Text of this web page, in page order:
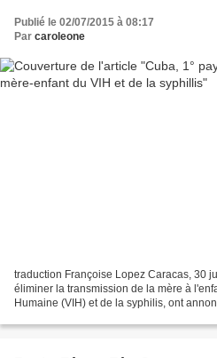
Publié le 02/07/2015 à 08:17
Par caroleone
traduction Françoise Lopez Caracas, 30
éliminer la transmission de la mère à
Humaine (VIH) et de la syphilis, ont